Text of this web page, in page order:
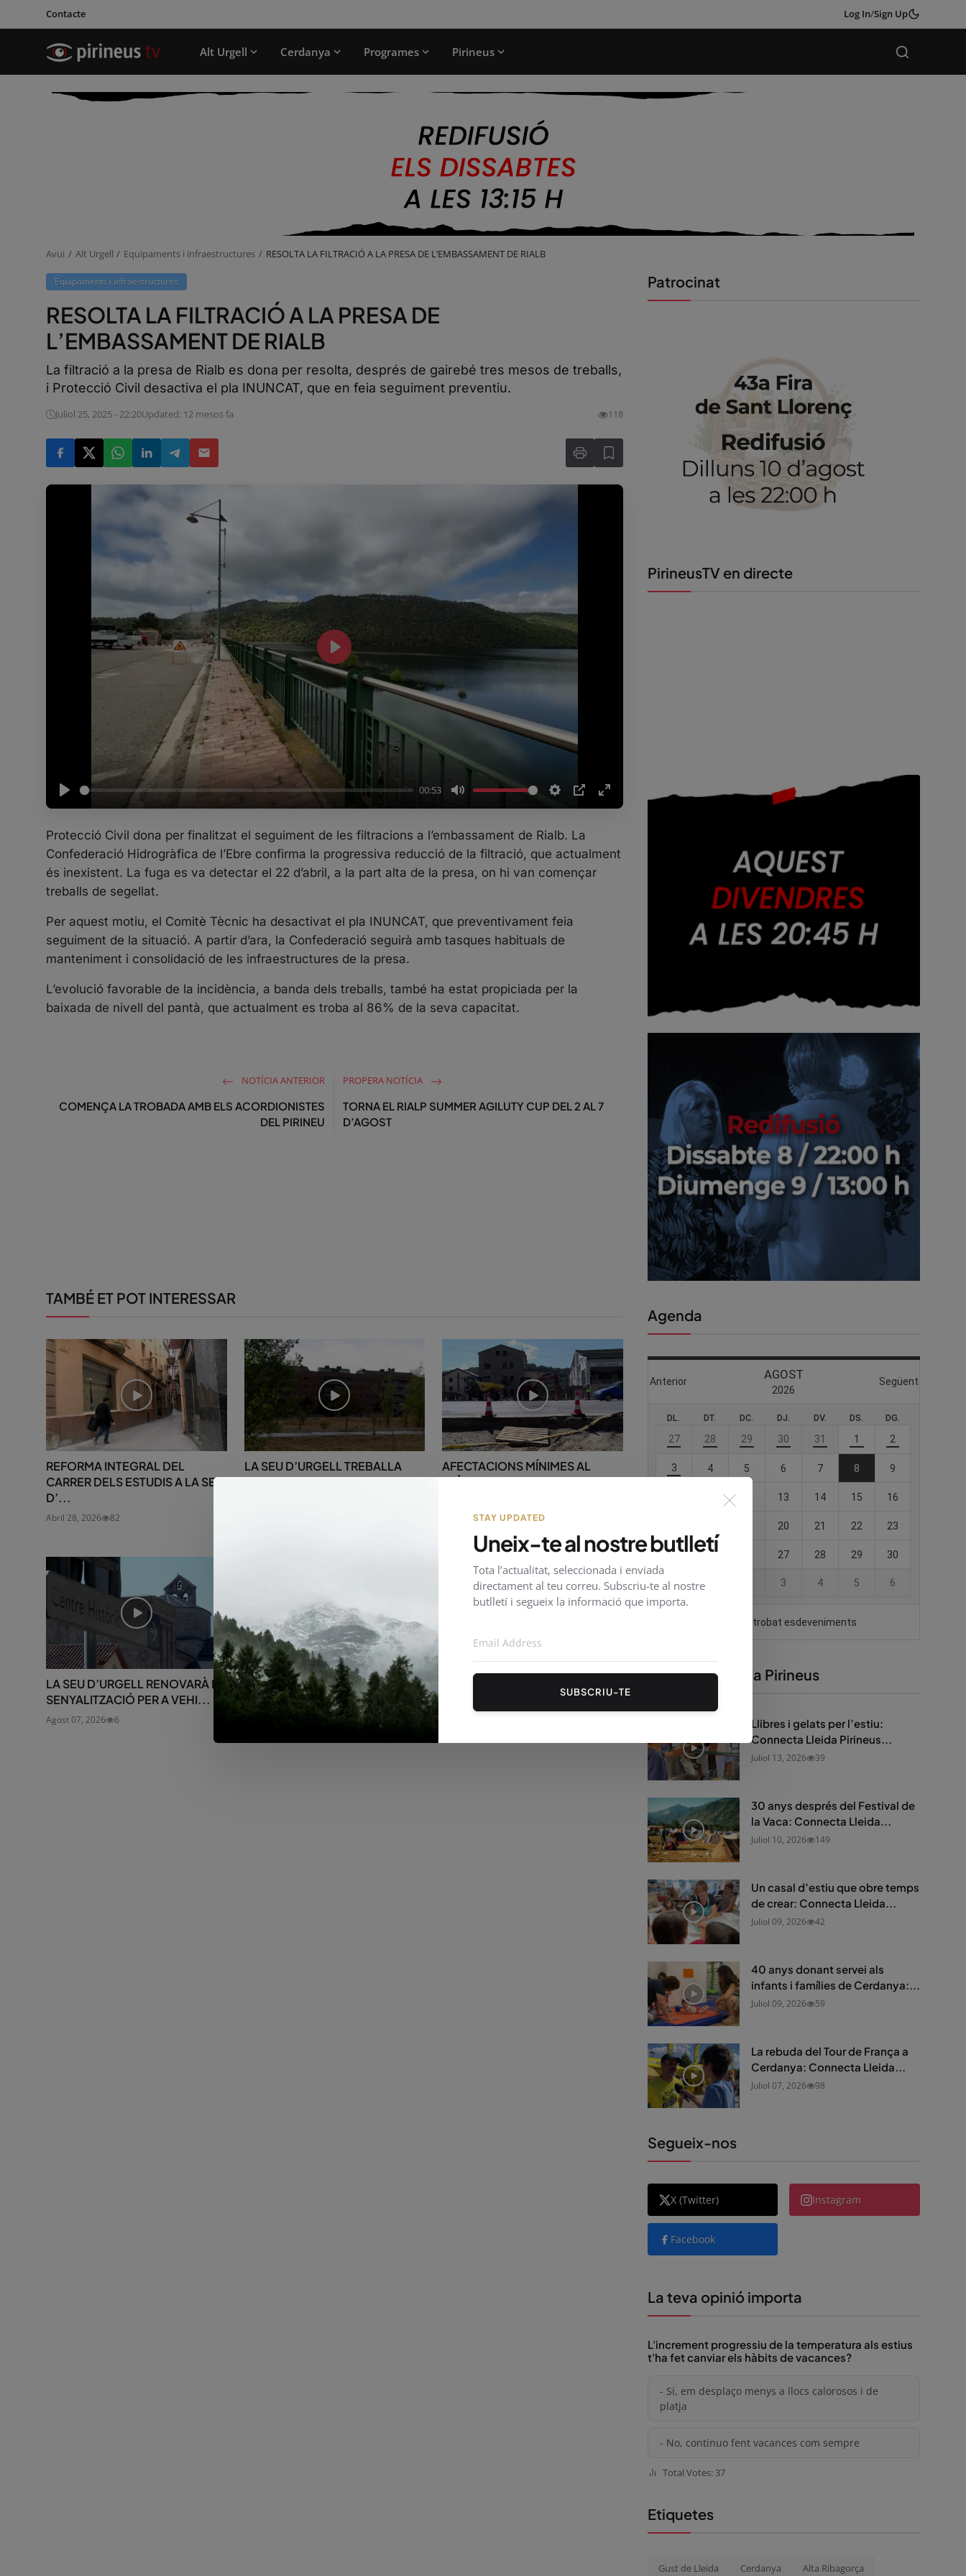
Contacte Log In/Sign Up
Alt Urgell Cerdanya Programes Pirineus
Avui Alt Urgell Equipaments i infraestructures RESOLTA LA FILTRACIÓ A LA PRESA DE L’EMBASSAMENT DE RIALB
Equipaments i infraestructures
RESOLTA LA FILTRACIÓ A LA PRESA DE
L’EMBASSAMENT DE RIALB
La filtració a la presa de Rialb es dona per resolta, després de gairebé tres mesos de treballs,
i Protecció Civil desactiva el pla INUNCAT, que en feia seguiment preventiu.
Juliol 25, 2025 - 22:20Updated: 12 mesos fa 118
P
a
y
00:53
M
t
e
S
t
t
i
g
P
P
E
e
P
l
a
Protecció Civil dona per finalitzat el seguiment de les filtracions a l’embassament de Rialb. La
Confederació Hidrogràfica de l’Ebre confirma la progressiva reducció de la filtració, que actualment
és inexistent. La fuga es va detectar el 22 d’abril, a la part alta de la presa, on hi van començar
treballs de segellat.
Per aquest motiu, el Comitè Tècnic ha desactivat el pla INUNCAT, que preventivament feia
seguiment de la situació. A partir d’ara, la Confederació seguirà amb tasques habituals de
manteniment i consolidació de les infraestructures de la presa.
L’evolució favorable de la incidència, a banda dels treballs, també ha estat propiciada per la
baixada de nivell del pantà, que actualment es troba al 86% de la seva capacitat.
NOTÍCIA ANTERIOR
COMENÇA LA TROBADA AMB ELS ACORDIONISTES
DEL PIRINEU
PROPERA NOTÍCIA
TORNA EL RIALP SUMMER AGILUTY CUP DEL 2 AL 7
D’AGOST
TAMBÉ ET POT INTERESSAR
REFORMA INTEGRAL DEL
CARRER DELS ESTUDIS A LA SEU
D’...
Abril 28, 2026 82
LA SEU D’URGELL TREBALLA
PER ACCELERAR LA
AFECTACIONS MÍNIMES AL
TRÀNSIT DURANT LA
Maig 25, 2026 27
LA SEU D’URGELL RENOVARÀ LA
SENYALITZACIÓ PER A VEHI...
Agost 07, 2026 6
L’ALT URGELL ACTUARÀ EN
ACCESSOS D’UNA DESENA DE
MUN...
MUNICIPA...
Patrocinat
PirineusTV en directe
Agenda
Connecta Lleida Pirineus
Llibres i gelats per l’estiu:
Connecta Lleida Pirineus...
Juliol 13, 2026 39
30 anys després del Festival de
la Vaca: Connecta Lleida...
Juliol 10, 2026 149
Un casal d’estiu que obre temps
de crear: Connecta Lleida...
Juliol 09, 2026 42
40 anys donant servei als
infants i famílies de Cerdanya:...
Juliol 09, 2026 59
La rebuda del Tour de França a
Cerdanya: Connecta Lleida...
Juliol 07, 2026 98
Segueix-nos
X (Twitter) Instagram
Facebook
La teva opinió importa
L'increment progressiu de la temperatura als estius
t'ha fet canviar els hàbits de vacances?
- Sí, em desplaço menys a llocs calorosos i de
platja
- No, continuo fent vacances com sempre
Total Votes: 37
Etiquetes
Gust de Lleida Cerdanya Alta Ribagorça
STAY UPDATED
Uneix-te al nostre butlletí
Tota l’actualitat, seleccionada i enviada
directament al teu correu. Subscriu-te al nostre
butlletí i segueix la informació que importa.
SUBSCRIU-TE